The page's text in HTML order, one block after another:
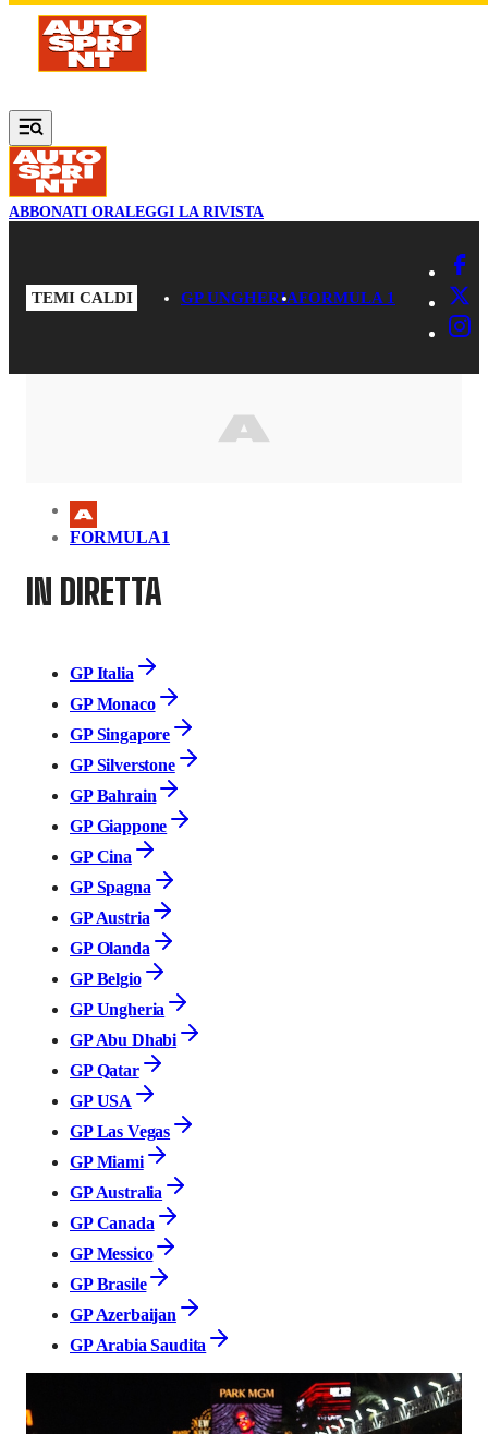
Vai al contenuto principale
ABBONATI ORALEGGI LA RIVISTA
TEMI CALDI GP UNGHERIAFORMULA 1
FORMULA1
IN DIRETTA
GP Italia
GP Monaco
GP Singapore
GP Silverstone
GP Bahrain
GP Giappone
GP Cina
GP Spagna
GP Austria
GP Olanda
GP Belgio
GP Ungheria
GP Abu Dhabi
GP Qatar
GP USA
GP Las Vegas
GP Miami
GP Australia
GP Canada
GP Messico
GP Brasile
GP Azerbaijan
GP Arabia Saudita